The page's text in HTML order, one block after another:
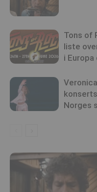
Tons of
liste
i
Norges